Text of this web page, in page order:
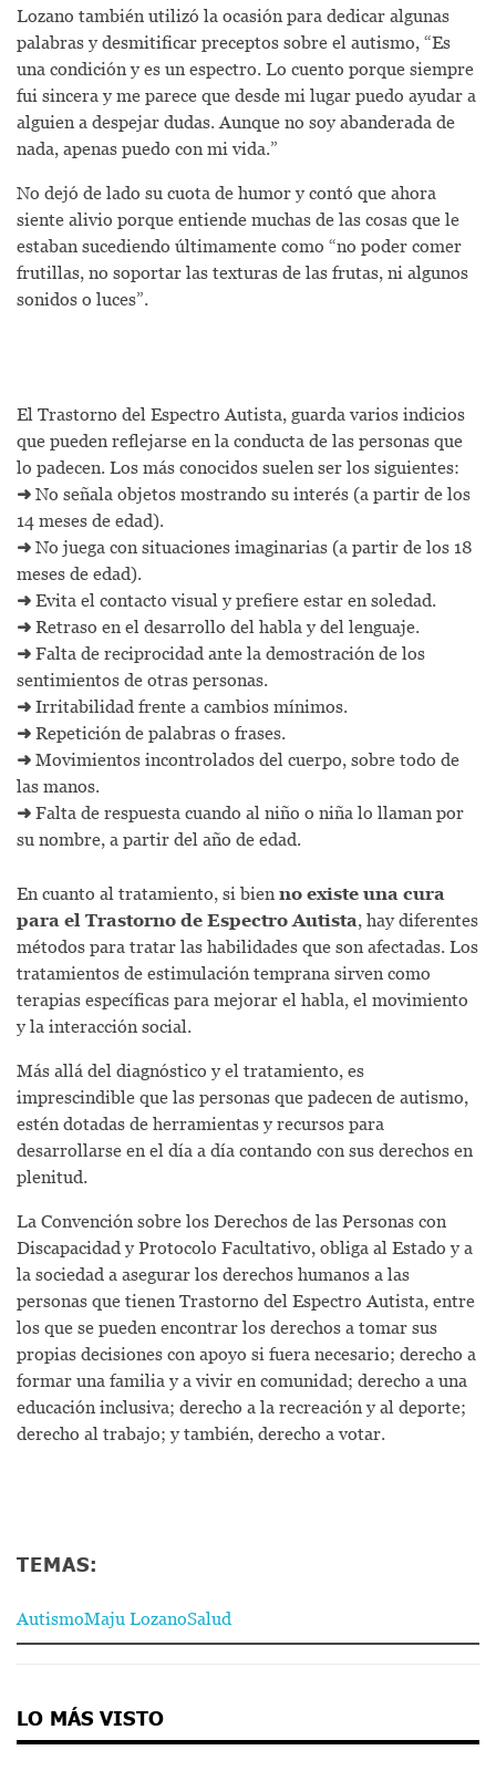
Lozano también utilizó la ocasión para dedicar algunas
palabras y desmitificar preceptos sobre el autismo, “Es
una condición y es un espectro. Lo cuento porque siempre
fui sincera y me parece que desde mi lugar puedo ayudar a
alguien a despejar dudas. Aunque no soy abanderada de
nada, apenas puedo con mi vida.”
No dejó de lado su cuota de humor y contó que ahora
siente alivio porque entiende muchas de las cosas que le
estaban sucediendo últimamente como “no poder comer
frutillas, no soportar las texturas de las frutas, ni algunos
sonidos o luces”.
El Trastorno del Espectro Autista, guarda varios indicios
que pueden reflejarse en la conducta de las personas que
lo padecen. Los más conocidos suelen ser los siguientes:
➜ No señala objetos mostrando su interés (a partir de los
14 meses de edad).
➜ No juega con situaciones imaginarias (a partir de los 18
meses de edad).
➜ Evita el contacto visual y prefiere estar en soledad.
➜ Retraso en el desarrollo del habla y del lenguaje.
➜ Falta de reciprocidad ante la demostración de los
sentimientos de otras personas.
➜ Irritabilidad frente a cambios mínimos.
➜ Repetición de palabras o frases.
➜ Movimientos incontrolados del cuerpo, sobre todo de
las manos.
➜ Falta de respuesta cuando al niño o niña lo llaman por
su nombre, a partir del año de edad.
En cuanto al tratamiento, si bien no existe una cura
para el Trastorno de Espectro Autista, hay diferentes
métodos para tratar las habilidades que son afectadas. Los
tratamientos de estimulación temprana sirven como
terapias específicas para mejorar el habla, el movimiento
y la interacción social.
Más allá del diagnóstico y el tratamiento, es
imprescindible que las personas que padecen de autismo,
estén dotadas de herramientas y recursos para
desarrollarse en el día a día contando con sus derechos en
plenitud.
La Convención sobre los Derechos de las Personas con
Discapacidad y Protocolo Facultativo, obliga al Estado y a
la sociedad a asegurar los derechos humanos a las
personas que tienen Trastorno del Espectro Autista, entre
los que se pueden encontrar los derechos a tomar sus
propias decisiones con apoyo si fuera necesario; derecho a
formar una familia y a vivir en comunidad; derecho a una
educación inclusiva; derecho a la recreación y al deporte;
derecho al trabajo; y también, derecho a votar.
TEMAS:
AutismoMaju LozanoSalud
LO MÁS VISTO